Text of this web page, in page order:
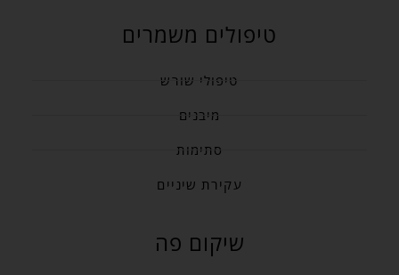
טיפולים משמרים
טיפולי שורש
מיבנים
סתימות
עקירת שיניים
שיקום פה